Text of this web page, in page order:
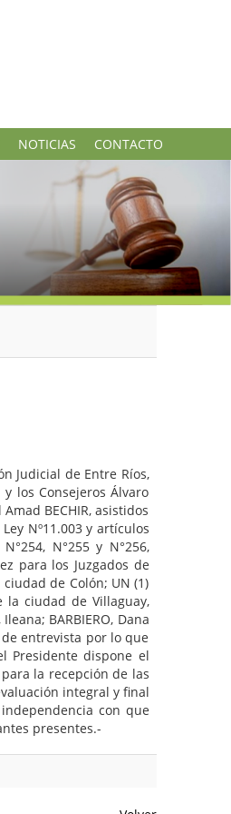
NOTICIAS CONTACTO
Judicial de Entre Ríos,
y los Consejeros Álvaro
Amad BECHIR, asistidos
Nº11.003 y artículos
N°255 y N°256,
para los Juzgados de
de Colón; UN (1)
la ciudad de Villaguay,
BARBIERO, Dana
de entrevista por lo que
Presidente dispone el
la recepción de las
integral y final
con que
presentes.-